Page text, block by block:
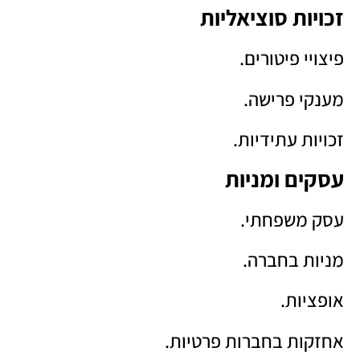
זכויות סוציאליות
פיצויי פיטורים.
מענקי פרישה.
זכויות עתידיות.
עסקים ומניות
עסק משפחתי.
מניות בחברה.
אופציות.
אחזקות בחברות פרטיות.